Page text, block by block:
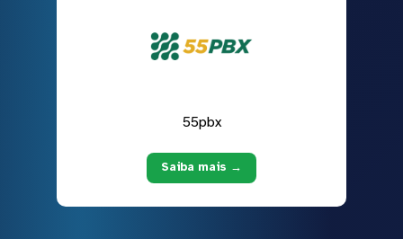
55pbx
Saiba mais →